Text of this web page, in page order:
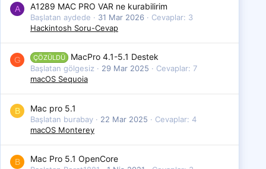
A A1289 MAC PRO VAR ne kurabilirim
Başlatan aydede 31 Mar 2026
Cevaplar: 3
Hackintosh Soru-Cevap
G ÇÖZÜLDÜ MacPro 4.1-5.1 Destek
Başlatan gölgesiz 29 Mar 2025
Cevaplar: 7
macOS Sequoia
B Mac pro 5.1
Başlatan burabay 22 Mar 2025
Cevaplar: 4
macOS Monterey
B Mac Pro 5.1 OpenCore